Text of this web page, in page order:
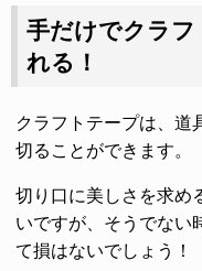
手だけでクラフ
れる！
クラフトテープは、道
切ることができます。
切り口に美しさを求め
いですが、そうでない
て損はないでしょう！